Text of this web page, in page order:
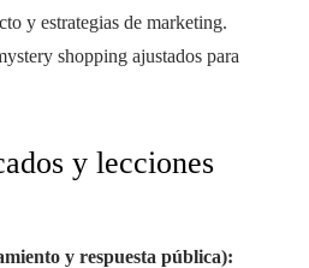
y estrategias de marketing.
shopping ajustados para
y lecciones
y respuesta pública):